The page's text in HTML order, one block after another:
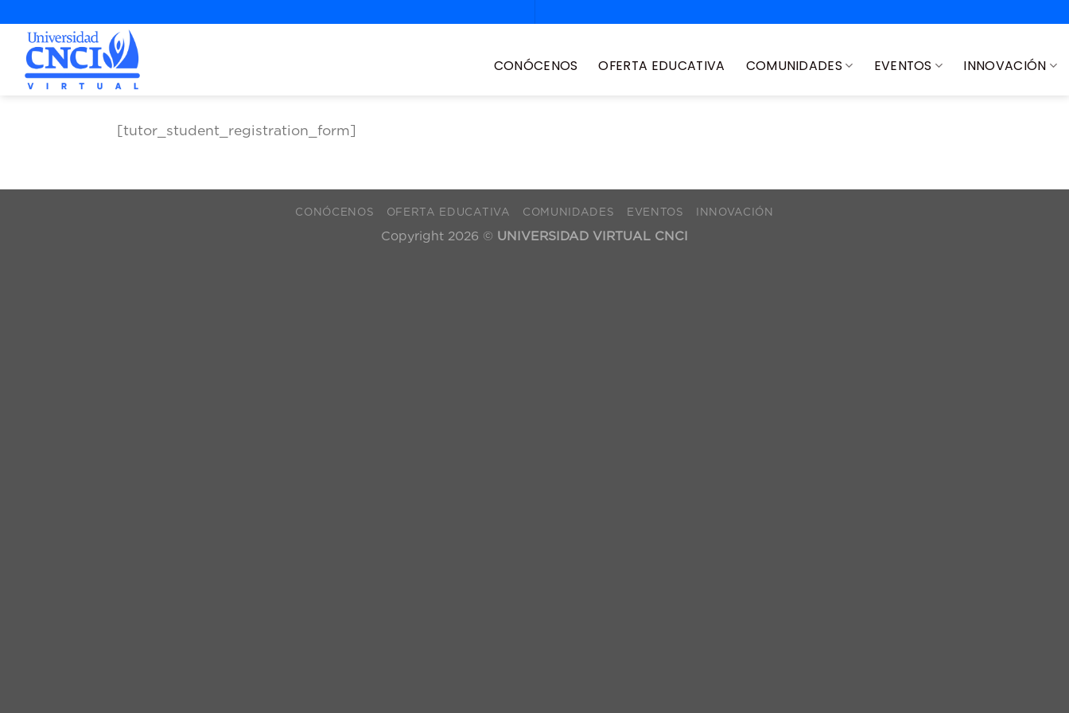
CONÓCENOS OFERTA EDUCATIVA COMUNIDADES EVENTOS INNOVACIÓN
[tutor_student_registration_form]
CONÓCENOS OFERTA EDUCATIVA COMUNIDADES EVENTOS INNOVACIÓN
Copyright 2026 © UNIVERSIDAD VIRTUAL CNCI